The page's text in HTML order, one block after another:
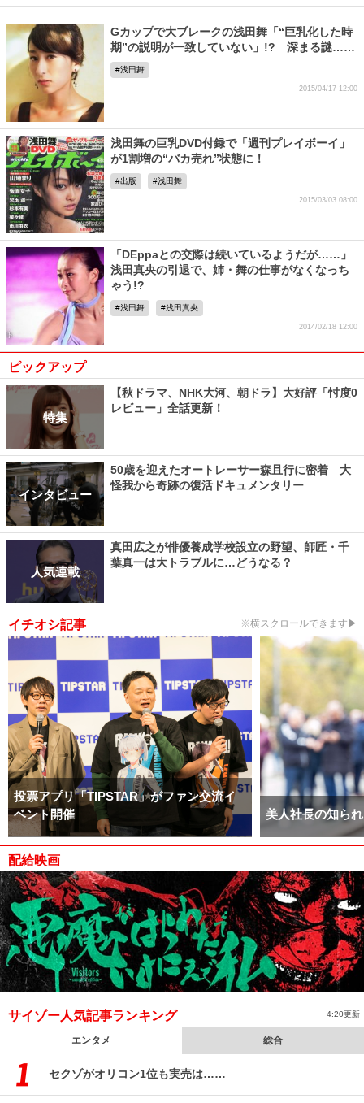
Gカップで大ブレークの浅田舞「“巨乳化した時
期”の説明が一致していない」!? 深まる謎……
浅田舞
2015/04/17 12:00
浅田舞の巨乳DVD付録で「週刊プレイボーイ」
が1割増の“バカ売れ”状態に！
出版 浅田舞
2015/03/03 08:00
「DEppaとの交際は続いているようだが……」
浅田真央の引退で、姉・舞の仕事がなくなっち
ゃう!?
浅田舞 浅田真央
2014/02/18 12:00
ピックアップ
特集
【秋ドラマ、NHK大河、朝ドラ】大好評「忖度0
レビュー」全話更新！
インタビュー
50歳を迎えたオートレーサー森且行に密着 大
怪我から奇跡の復活ドキュメンタリー
人気連載
真田広之が俳優養成学校設立の野望、師匠・千
葉真一は大トラブルに…どうなる？
イチオシ記事 ※横スクロールできます▶
投票アプリ「TIPSTAR」がファン交流イ
ベント開催
美人社長の知ら
配給映画
サイゾー人気記事ランキング 4:20更新
エンタメ 総合
セクゾがオリコン1位も実売は……